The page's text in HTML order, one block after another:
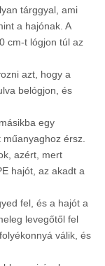
tárggyal, ami
a hajónak. A
cm-t lógjon túl az
azt, hogy a
belógjon, és
egy
érsz.
azért, mert
hajót, az akadt a
fel, és a hajót a
levegőtől fel
válik, és